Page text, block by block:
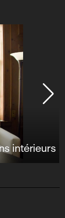
intérieurs